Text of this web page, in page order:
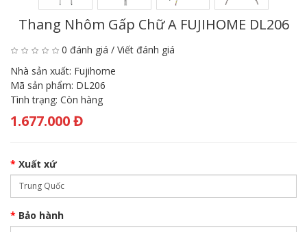
Thang Nhôm Gấp Chữ A FUJIHOME DL206
0 đánh giá / Viết đánh giá
Nhà sản xuất: Fujihome
Mã sản phẩm: DL206
Tình trạng: Còn hàng
1.677.000 Đ
Xuất xứ
Bảo hành